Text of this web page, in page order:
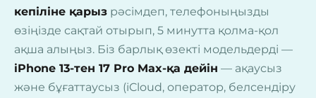
кепіліне қарыз рәсімдеп, телефоныңызды
өзіңізде сақтай отырып, 5 минутта қолма-қол
ақша алыңыз. Біз барлық өзекті модельдерді —
iPhone 13-тен 17 Pro Max-қа дейін — ақаусыз
және бұғаттаусыз (iCloud, оператор, белсендіру